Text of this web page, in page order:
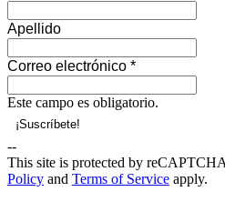
Apellido
Correo electrónico *
Este campo es obligatorio.
--
This site is protected by
Policy and Terms of Service apply.